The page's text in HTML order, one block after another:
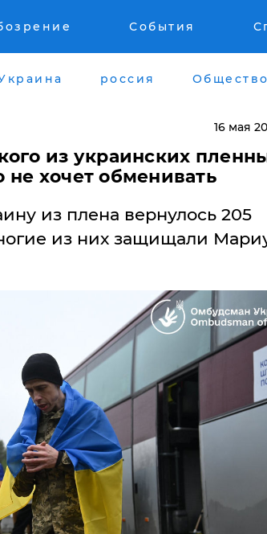
События
россия Общество
16 мая
из украинских
не хочет обменивать
из плена вернулось 205
из них защищали